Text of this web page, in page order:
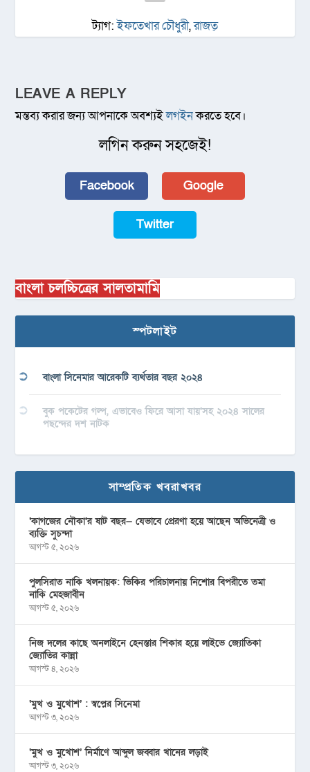
ট্যাগ:ইফতেখার চৌধুরী,রাজত্
LEAVE A REPLY
মন্তব্য করার জন্য আপনাকে অবশ্যইলগইনকরতে হবে।
লগিন করুন সহজেই!
Facebook Google
Twitter
বাংলা চলচ্চিত্রের সালতামামি
স্পটলাইট
বাংলা সিনেমার আরেকটি ব্যর্থতার বছর ২০২৪
বুক পকেটের গল্প, এভাবেও ফিরে আসা যায়’সহ ২০২৪ সালের
পছন্দের দশ নাটক
সাম্প্রতিক খবরাখবর
‘কাগজের নৌকা’র ষাট বছর— যেভাবে প্রেরণা হয়ে আছেন অভিনেত্রী ও
ব্যক্তি সুচন্দা
আগস্ট ৫, ২০২৬
পুলসিরাত নাকি খলনায়ক: ভিকির পরিচালনায় নিশোর বিপরীতে তমা
নাকি মেহজাবীন
আগস্ট ৫, ২০২৬
নিজ দলের কাছে অনলাইনে হেনস্তার শিকার হয়ে লাইভে জ্যোতিকা
জ্যোতির কান্না
আগস্ট ৪, ২০২৬
‘মুখ ও মু্খোশ’ : স্বপ্নের সিনেমা
আগস্ট ৩, ২০২৬
‘মুখ ও মুখোশ’ নির্মাণে আব্দুল জব্বার খানের লড়াই
আগস্ট ৩, ২০২৬